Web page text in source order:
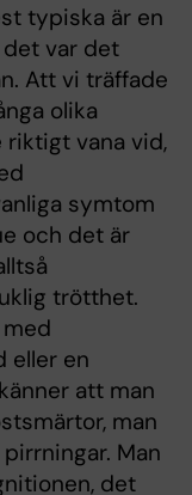
typiska är en
var det
Att vi träffade
olika
vana vid,
symtom
och det är
trötthet.
eller en
att man
man
Man
det